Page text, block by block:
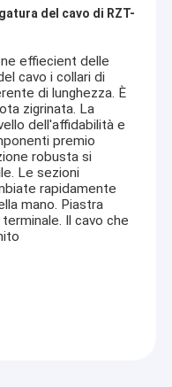
del cavo di RZT-
effiecient delle
cavo i collari di
di lunghezza. È
zigrinata. La
dell'affidabilità e
premio
robusta si
Le sezioni
rapidamente
mano. Piastra
Il cavo che